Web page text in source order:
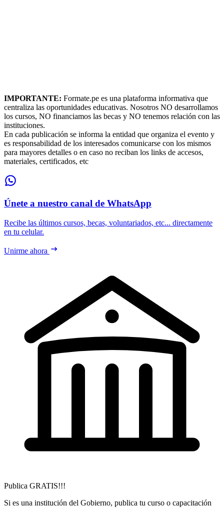
IMPORTANTE: Formate.pe es una plataforma informativa que
centraliza las oportunidades educativas. Nosotros NO desarrollamos
los cursos, NO financiamos las becas y NO tenemos relación con las
instituciones.
En cada publicación se informa la entidad que organiza el evento y
es responsabilidad de los interesados comunicarse con los mismos
para mayores detalles o en caso no reciban los links de accesos,
materiales, certificados, etc
Únete a nuestro canal de WhatsApp
Recibe las últimos cursos, becas, voluntariados, etc... directamente
en tu celular.
Unirme ahora
Publica GRATIS!!!
Si es una institución del Gobierno, publica tu curso o capacitación